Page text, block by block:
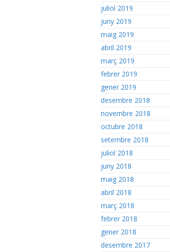
juliol 2019
juny 2019
maig 2019
abril 2019
març 2019
febrer 2019
gener 2019
desembre 2018
novembre 2018
octubre 2018
setembre 2018
juliol 2018
juny 2018
maig 2018
abril 2018
març 2018
febrer 2018
gener 2018
desembre 2017